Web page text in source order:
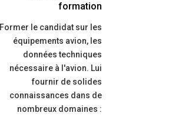
formation
Former le candidat sur les
équipements avion, les
données techniques
nécessaire à l'avion. Lui
fournir de solides
connaissances dans de
nombreux domaines :